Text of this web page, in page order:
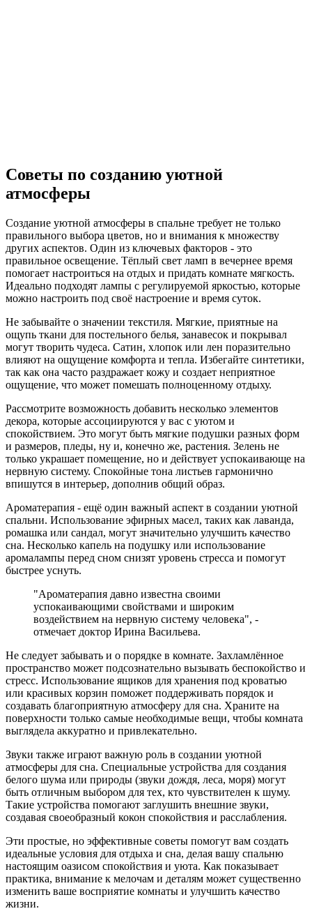
Советы по созданию уютной
атмосферы
Создание уютной атмосферы в спальне требует не только
правильного выбора цветов, но и внимания к множеству
других аспектов. Один из ключевых факторов - это
правильное освещение. Тёплый свет ламп в вечернее время
помогает настроиться на отдых и придать комнате мягкость.
Идеально подходят лампы с регулируемой яркостью, которые
можно настроить под своё настроение и время суток.
Не забывайте о значении текстиля. Мягкие, приятные на
ощупь ткани для постельного белья, занавесок и покрывал
могут творить чудеса. Сатин, хлопок или лен поразительно
влияют на ощущение комфорта и тепла. Избегайте синтетики,
так как она часто раздражает кожу и создает неприятное
ощущение, что может помешать полноценному отдыху.
Рассмотрите возможность добавить несколько элементов
декора, которые ассоциируются у вас с уютом и
спокойствием. Это могут быть мягкие подушки разных форм
и размеров, пледы, ну и, конечно же, растения. Зелень не
только украшает помещение, но и действует успокаивающе на
нервную систему. Спокойные тона листьев гармонично
впишутся в интерьер, дополнив общий образ.
Ароматерапия - ещё один важный аспект в создании уютной
спальни. Использование эфирных масел, таких как лаванда,
ромашка или сандал, могут значительно улучшить качество
сна. Несколько капель на подушку или использование
аромалампы перед сном снизят уровень стресса и помогут
быстрее уснуть.
"Ароматерапия давно известна своими
успокаивающими свойствами и широким
воздействием на нервную систему человека", -
отмечает доктор Ирина Васильева.
Не следует забывать и о порядке в комнате. Захламлённое
пространство может подсознательно вызывать беспокойство и
стресс. Использование ящиков для хранения под кроватью
или красивых корзин поможет поддерживать порядок и
создавать благоприятную атмосферу для сна. Храните на
поверхности только самые необходимые вещи, чтобы комната
выглядела аккуратно и привлекательно.
Звуки также играют важную роль в создании уютной
атмосферы для сна. Специальные устройства для создания
белого шума или природы (звуки дождя, леса, моря) могут
быть отличным выбором для тех, кто чувствителен к шуму.
Такие устройства помогают заглушить внешние звуки,
создавая своеобразный кокон спокойствия и расслабления.
Эти простые, но эффективные советы помогут вам создать
идеальные условия для отдыха и сна, делая вашу спальню
настоящим оазисом спокойствия и уюта. Как показывает
практика, внимание к мелочам и деталям может существенно
изменить ваше восприятие комнаты и улучшить качество
жизни.